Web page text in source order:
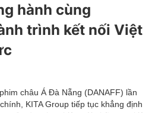
hành cùng
trình kết nối Việt
châu Á Đà Nẵng (DANAFF) lần
KITA Group tiếp tục khẳng định